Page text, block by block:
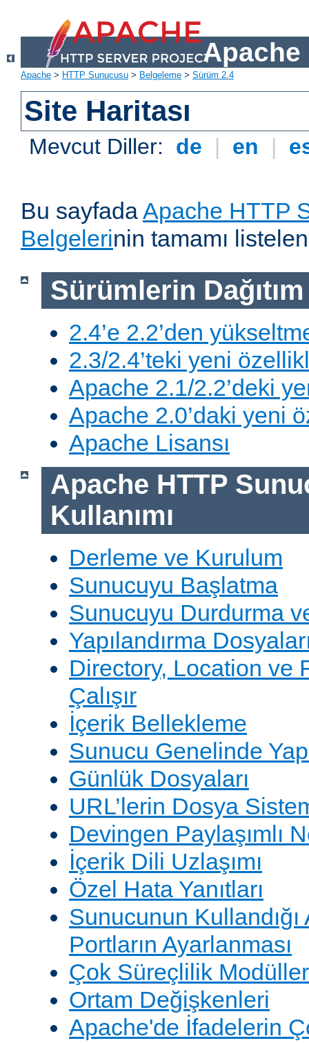
Apache
Apache > HTTP Sunucusu > Belgeleme > Sürüm 2.4
Site Haritası
Mevcut Diller: de | en |
Bu sayfadaApache HTTP
Belgelerinin tamamı
Sürümlerin
2.4’e 2.2’den
2.3/2.4’teki yeni
Apache 2.1/2.2’deki
Apache 2.0’daki yeni
Apache Lisansı
Apache HTTP
Kullanımı
Derleme ve Kurulum
Sunucuyu Başlatma
Sunucuyu Durdurma
Yapılandırma
Directory, Location ve
Çalışır
İçerik Bellekleme
Sunucu Genelinde
Günlük Dosyaları
URL’lerin Dosya
Devingen Paylaşımlı
İçerik Dili Uzlaşımı
Özel Hata Yanıtları
Sunucunun
Portların Ayarlanması
Çok Süreçlilik
Ortam Değişkenleri
Apache'de İfadelerin